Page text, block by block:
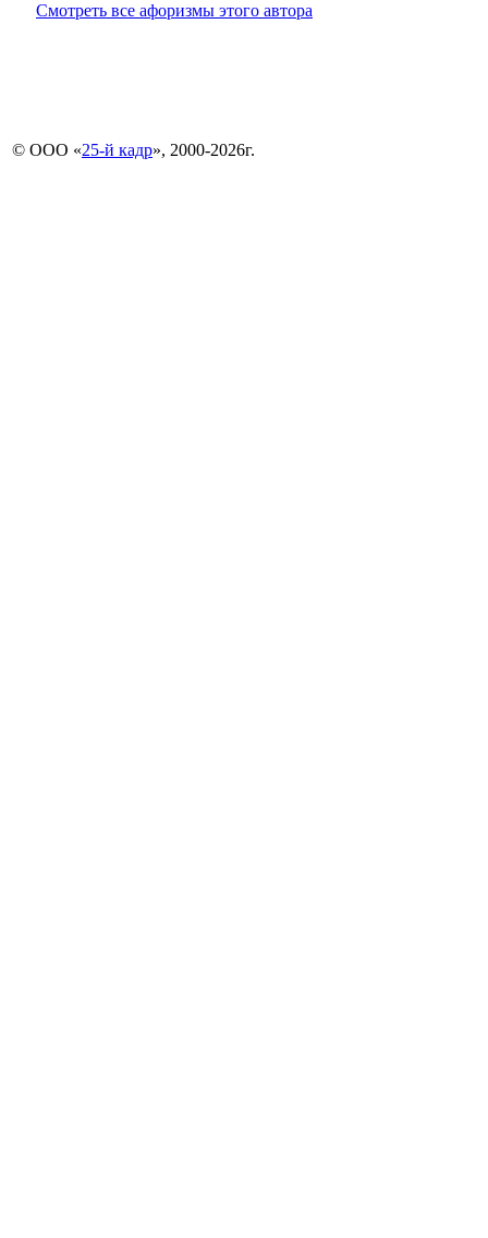
Смотреть все афоризмы этого автора
© ООО «25-й кадр», 2000-2026г.